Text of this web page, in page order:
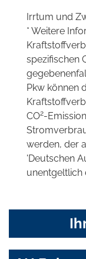
Irrtum und
* Weitere
spezifischen
Pkw können
CO2-
werden, der
'Deutschen
unentgeltlich